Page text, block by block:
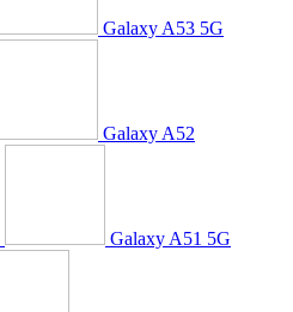
Galaxy A53 5G
Galaxy A52
Galaxy A51 5G